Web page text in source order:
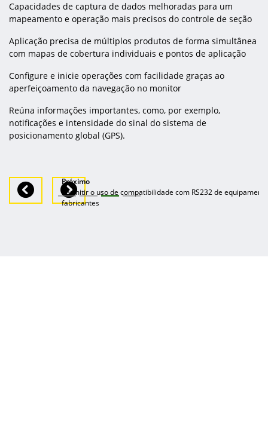
Capacidades de captura de dados melhoradas para um
mapeamento e operação mais precisos do controle de seção
Aplicação precisa de múltiplos produtos de forma simultânea
com mapas de cobertura individuais e pontos de aplicação
Configure e inicie operações com facilidade graças ao
aperfeiçoamento da navegação no monitor
Reúna informações importantes, como, por exemplo,
notificações e intensidade do sinal do sistema de
posicionamento global (GPS).
Previous Next
Próximo
Permitir o uso de compatibilidade com RS232 de
fabricantes